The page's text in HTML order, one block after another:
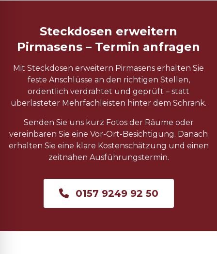
Steckdosen erweitern
Pirmasens – Termin anfragen
Mit Steckdosen erweitern Pirmasens erhalten Sie
feste Anschlüsse an den richtigen Stellen,
ordentlich verdrahtet und geprüft – statt
überlasteter Mehrfachleisten hinter dem Schrank.
Senden Sie uns kurz Fotos der Räume oder
vereinbaren Sie eine Vor-Ort-Besichtigung. Danach
erhalten Sie eine klare Kostenschätzung und einen
zeitnahen Ausführungstermin.
0157 9249 92 50